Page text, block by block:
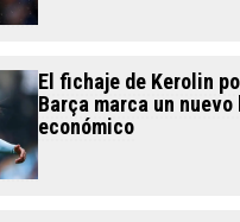
El fichaje de Kerolin
Barça marca un nuevo
económico